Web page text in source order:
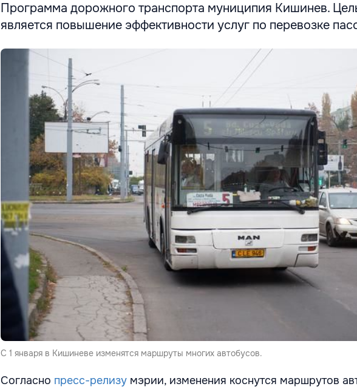
Программа дорожного транспорта муниципия Кишинев.
является повышение эффективности услуг по перевозке
С 1 января в Кишиневе изменятся маршруты многих автобусов.
Согласно пресс-релизу мэрии, изменения коснутся маршрутов